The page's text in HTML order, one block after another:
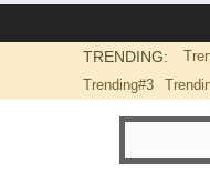
TRENDING:
Trending#3